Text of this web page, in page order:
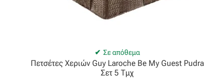
Σε απόθεμα
Πετσέτες Χεριών Guy Laroche Be My Guest Pudra
Σετ 5 Τμχ